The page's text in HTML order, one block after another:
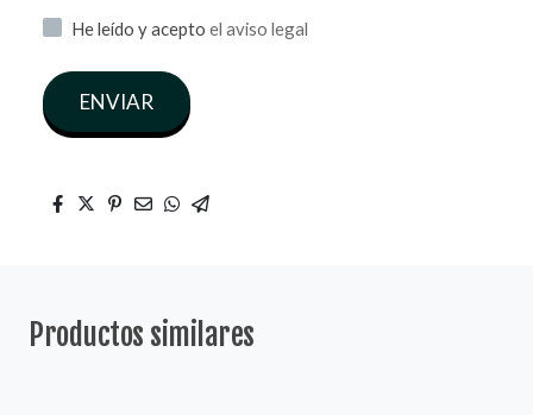
He leído y acepto el aviso legal
ENVIAR
Productos similares